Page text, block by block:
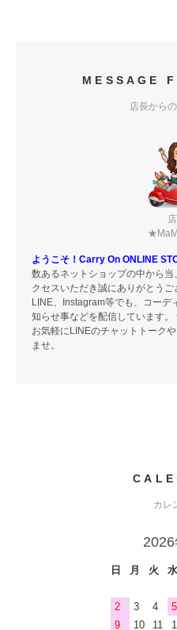
MESSAGE
店長から
ようこそ！Carry On ONLINE
数あるネットショップの中から
クセスいただき誠にありがとう
LINE、Instagram等でも、コーデ
知らせ事などを配信しています。
お気軽にLINEのチャットトーク
ませ。
カレ
2026
日 月 火 水
2
3 4 5
9
10 11